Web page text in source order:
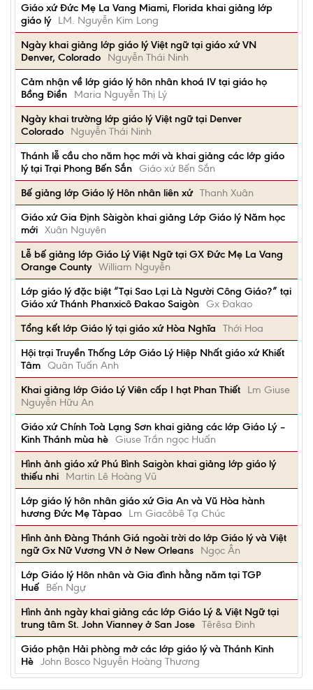
Giáo xứ Đức Mẹ La Vang Miami, Florida khai giảng lớp
giáo lý
LM. Nguyễn Kim Long
Ngày khai giảng lớp giáo lý Việt ngữ tại giáo xứ VN
Denver, Colorado
Nguyễn Thái Ninh
Cảm nhận về lớp giáo lý hôn nhân khoá IV tại giáo họ
Bồng Điền
Maria Nguyễn Thị Lý
Ngày khai trường lớp giáo lý Việt ngữ tại Denver
Colorado
Nguyễn Thái Ninh
Thánh lễ cầu cho năm học mới và khai giảng các lớp giáo
lý tại Trại Phong Bến Sắn Giáo xứ Bến Sắn
Bế giảng lớp Giáo lý Hôn nhân liên xứ Thanh Xuân
Giáo xứ Gia Định Sàigòn khai giảng Lớp Giáo lý Năm học
mới Xuân Nguyên
Lễ bế giảng lớp Giáo Lý Việt Ngữ tại GX Đức Mẹ La Vang
Orange County William Nguyễn
Lớp giáo lý đặc biệt “Tại Sao Lại Là Người Công Giáo?” tại
Giáo xứ Thánh Phanxicô Đakao Saigòn Gx Đakao
Tổng kết lớp Giáo lý tại giáo xứ Hòa Nghĩa
Thới Hoa
Hội trại Truyền Thống Lớp Giáo Lý Hiệp Nhất giáo xứ Khiết
Tâm Quân Tuấn Anh
Khai giảng lớp Giáo Lý Viên cấp I hạt Phan Thiết
Lm Giuse
Nguyễn Hữu An
Giáo xứ Chính Toà Lạng Sơn khai giảng các lớp Giáo Lý –
Kinh Thánh mùa hè Giuse Trần ngọc Huấn
Hình ảnh giáo xứ Phú Bình Saigòn khai giảng lớp giáo lý
thiếu nhi
Martin Lê Hoàng Vũ
Lớp giáo lý hôn nhân giáo xứ Gia An và Vũ Hòa hành
hương Đức Mẹ Tàpao
Lm Giacôbê Tạ Chúc
Hình ảnh Đàng Thánh Giá ngoài trời do lớp Giáo lý và Việt
ngữ Gx Nữ Vương VN ở New Orleans
Ngọc Ân
Lớp Giáo lý Hôn nhân và Gia đình hằng năm tại TGP
Huế
Bến Ngự
Hình ảnh ngày khai giảng các lớp Giáo Lý & Việt Ngữ tại
trung tâm St. John Vianney ở San Jose Têrêsa Đinh
Giáo phận Hải phòng mở các lớp giáo lý và Thánh Kinh
Hè John Bosco Nguyễn Hoàng Thương